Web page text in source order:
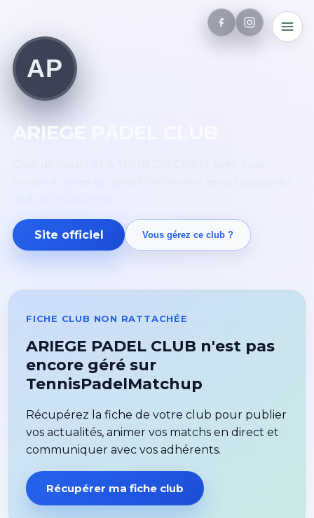
AP
ARIEGE PADEL CLUB
Site officiel Vous gérez ce club ?
FICHE CLUB NON RATTACHÉE
ARIEGE PADEL CLUB n'est pas
encore géré sur
TennisPadelMatchup
Récupérez la fiche de votre club pour publier
vos actualités, animer vos matchs en direct et
communiquer avec vos adhérents.
Récupérer ma fiche club